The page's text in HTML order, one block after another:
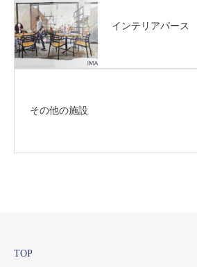
インテリアパース
その他の施設
TOP